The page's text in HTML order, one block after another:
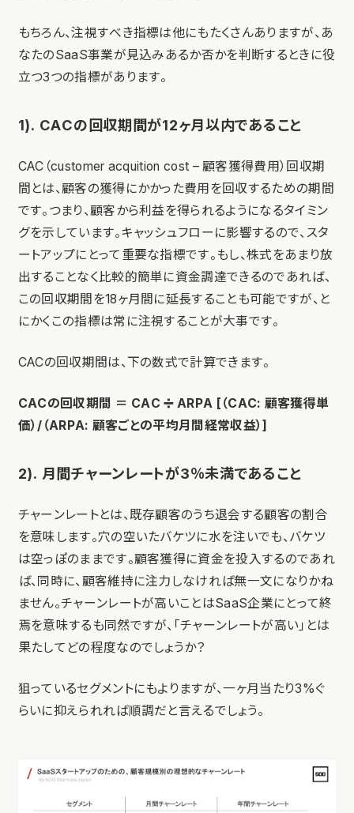
もちろん、注視すべき指標は他にもたくさんありますが、あ
なたのSaaS事業が見込みあるか否かを判断するときに役
立つ3つの指標があります。
1). CACの回収期間が12ヶ月以内であること
CAC（customer acquition cost – 顧客獲得費用）回収期
間とは、顧客の獲得にかかった費用を回収するための期間
です。つまり、顧客から利益を得られるようになるタイミン
グを示しています。キャッシュフローに影響するので、スタ
ートアップにとって重要な指標です。もし、株式をあまり放
出することなく比較的簡単に資金調達できるのであれば、
この回収期間を18ヶ月間に延長することも可能ですが、と
にかくこの指標は常に注視することが大事です。
CACの回収期間は、下の数式で計算できます。
CACの回収期間 ＝ CAC ➗ ARPA [（CAC: 顧客獲得単
価）/（ARPA: 顧客ごとの平均月間経常収益）]
2). 月間チャーンレートが3％未満であること
チャーンレートとは、既存顧客のうち退会する顧客の割合
を意味します。穴の空いたバケツに水を注いでも、バケツ
は空っぽのままです。顧客獲得に資金を投入するのであれ
ば、同時に、顧客維持に注力しなければ無一文になりかね
ません。チャーンレートが高いことはSaaS企業にとって終
焉を意味するも同然ですが、「チャーンレートが高い」とは
果たしてどの程度なのでしょうか？
狙っているセグメントにもよりますが、一ヶ月当たり3%ぐ
らいに抑えられれば順調だと言えるでしょう。